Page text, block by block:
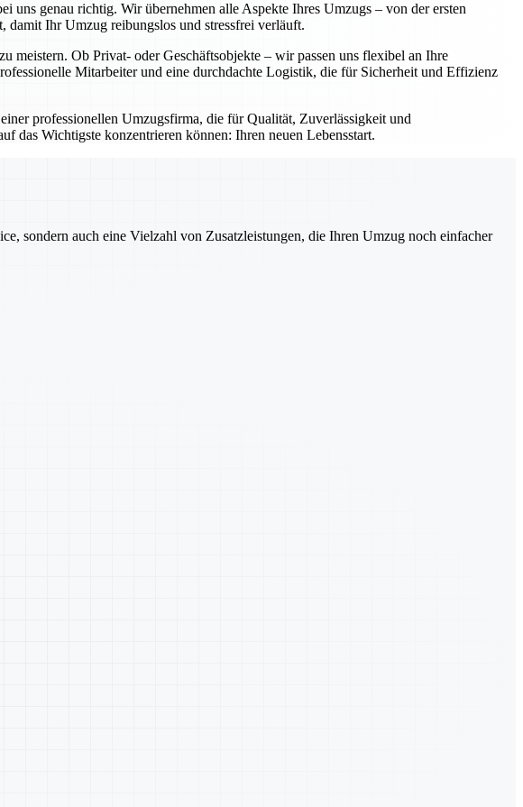
uns genau richtig. Wir übernehmen alle Aspekte Ihres Umzugs – von der ersten
damit Ihr Umzug reibungslos und stressfrei verläuft.
meistern. Ob Privat- oder Geschäftsobjekte – wir passen uns flexibel an Ihre
Mitarbeiter und eine durchdachte Logistik, die für Sicherheit und Effizienz
professionellen Umzugsfirma, die für Qualität, Zuverlässigkeit und
das Wichtigste konzentrieren können: Ihren neuen Lebensstart.
sondern auch eine Vielzahl von Zusatzleistungen, die Ihren Umzug noch einfacher